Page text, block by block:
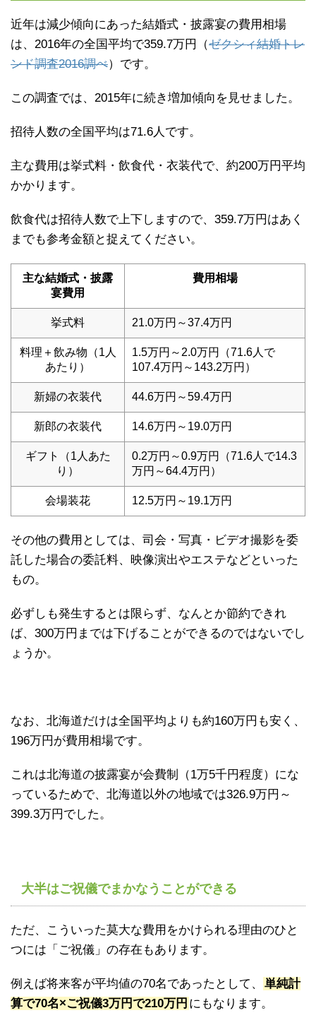
近年は減少傾向にあった結婚式・披露宴の費用相場
は、2016年の全国平均で359.7万円（ゼクシィ結婚トレ
ンド調査2016調べ）です。
この調査では、2015年に続き増加傾向を見せました。
招待人数の全国平均は71.6人です。
主な費用は挙式料・飲食代・衣装代で、約200万円平均
かかります。
飲食代は招待人数で上下しますので、359.7万円はあく
までも参考金額と捉えてください。
主な結婚式・披露
宴費用
費用相場
挙式料 21.0万円～37.4万円
料理＋飲み物（1人
あたり）
1.5万円～2.0万円（71.6人で
107.4万円～143.2万円）
新婦の衣装代 44.6万円～59.4万円
新郎の衣装代 14.6万円～19.0万円
ギフト（1人あた
り）
0.2万円～0.9万円（71.6人で14.3
万円～64.4万円）
会場装花 12.5万円～19.1万円
その他の費用としては、司会・写真・ビデオ撮影を委
託した場合の委託料、映像演出やエステなどといった
もの。
必ずしも発生するとは限らず、なんとか節約できれ
ば、300万円までは下げることができるのではないでし
ょうか。
なお、北海道だけは全国平均よりも約160万円も安く、
196万円が費用相場です。
これは北海道の披露宴が会費制（1万5千円程度）にな
っているためで、北海道以外の地域では326.9万円～
399.3万円でした。
大半はご祝儀でまかなうことができる
ただ、こういった莫大な費用をかけられる理由のひと
つには「ご祝儀」の存在もあります。
例えば将来客が平均値の70名であったとして、
単純計
算で70名×ご祝儀3万円で210万円 にもなります。